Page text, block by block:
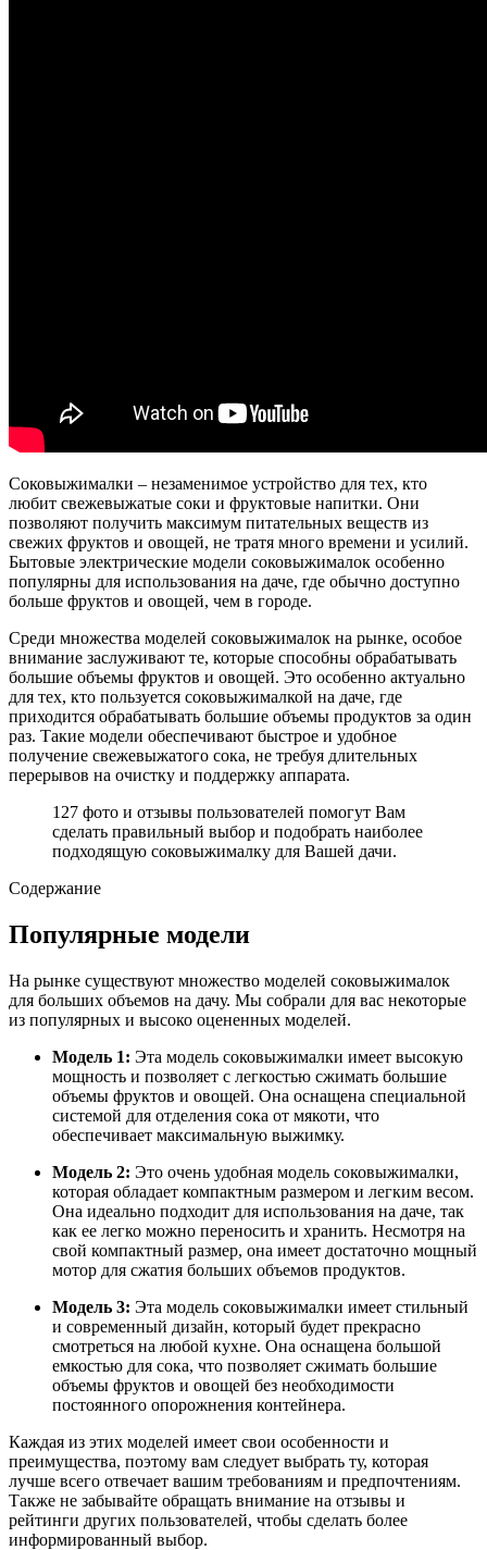
Соковыжималки – незаменимое устройство для тех, кто
любит свежевыжатые соки и фруктовые напитки. Они
позволяют получить максимум питательных веществ из
свежих фруктов и овощей, не тратя много времени и усилий.
Бытовые электрические модели соковыжималок особенно
популярны для использования на даче, где обычно доступно
больше фруктов и овощей, чем в городе.
Среди множества моделей соковыжималок на рынке, особое
внимание заслуживают те, которые способны обрабатывать
большие объемы фруктов и овощей. Это особенно актуально
для тех, кто пользуется соковыжималкой на даче, где
приходится обрабатывать большие объемы продуктов за один
раз. Такие модели обеспечивают быстрое и удобное
получение свежевыжатого сока, не требуя длительных
перерывов на очистку и поддержку аппарата.
127 фото и отзывы пользователей помогут Вам
сделать правильный выбор и подобрать наиболее
подходящую соковыжималку для Вашей дачи.
Содержание
Популярные модели
На рынке существуют множество моделей соковыжималок
для больших объемов на дачу. Мы собрали для вас некоторые
из популярных и высоко оцененных моделей.
Модель 1: Эта модель соковыжималки имеет высокую
мощность и позволяет с легкостью сжимать большие
объемы фруктов и овощей. Она оснащена специальной
системой для отделения сока от мякоти, что
обеспечивает максимальную выжимку.
Модель 2: Это очень удобная модель соковыжималки,
которая обладает компактным размером и легким весом.
Она идеально подходит для использования на даче, так
как ее легко можно переносить и хранить. Несмотря на
свой компактный размер, она имеет достаточно мощный
мотор для сжатия больших объемов продуктов.
Модель 3: Эта модель соковыжималки имеет стильный
и современный дизайн, который будет прекрасно
смотреться на любой кухне. Она оснащена большой
емкостью для сока, что позволяет сжимать большие
объемы фруктов и овощей без необходимости
постоянного опорожнения контейнера.
Каждая из этих моделей имеет свои особенности и
преимущества, поэтому вам следует выбрать ту, которая
лучше всего отвечает вашим требованиям и предпочтениям.
Также не забывайте обращать внимание на отзывы и
рейтинги других пользователей, чтобы сделать более
информированный выбор.